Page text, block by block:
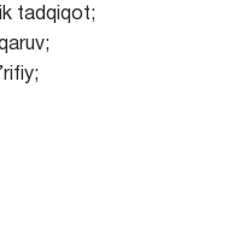
tadqiqot;